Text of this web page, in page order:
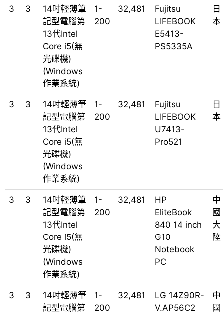
3 3
14吋輕薄筆
記型電腦第
13代Intel
Core i5(無
光碟機)
(Windows
作業系統)
1-
200
32,481
Fujitsu
LIFEBOOK
E5413-
PS5335A
日
本
3 3
14吋輕薄筆
記型電腦第
13代Intel
Core i5(無
光碟機)
(Windows
作業系統)
1-
200
32,481
Fujitsu
LIFEBOOK
U7413-
Pro521
日
本
3 3
14吋輕薄筆
記型電腦第
13代Intel
Core i5(無
光碟機)
(Windows
作業系統)
1-
200
32,481
HP
EliteBook
840 14 inch
G10
Notebook
PC
中
國
大
陸
3 3
14吋輕薄筆
記型電腦第
1-
200
32,481
LG 14Z90R-
V.AP56C2
中
國